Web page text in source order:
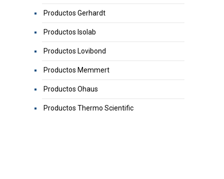
Productos Gerhardt
Productos Isolab
Productos Lovibond
Productos Memmert
Productos Ohaus
Productos Thermo Scientific